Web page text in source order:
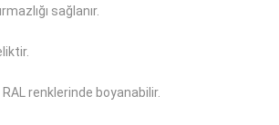
sağlanır.
renklerinde boyanabilir.